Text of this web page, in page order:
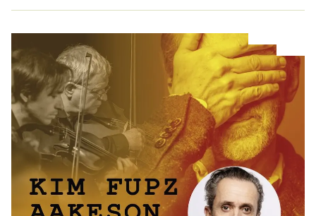
Vi glæder os nemlig til at starte en ny sæson op med Unges
28.oktober, fra kl.16-19.00.
Vi starter med at mødes i Café Haralda på Rønnebæksholm
sammen med Ung Vært Matilda Pedersen. Matilda er med til
at præsentere hvad der er mulighed for at arbejde med af
materialer og det kan være med til at inspirere og motivere til
at i gå gang med at lave et kunstprojekt. Der inviteres også
kunstnere til at lave en workshop for at få nye kundskaber og
blive inspireret. I september er det billedkunstner Jesper
Aabille, det vil til stede med workshops onsdage 9.og
16.september.